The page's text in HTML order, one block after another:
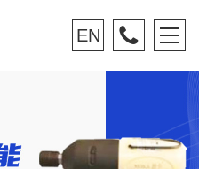
EN